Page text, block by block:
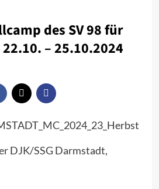
des SV 98 für
– 25.10.2024
DJK/SSG Darmstadt,